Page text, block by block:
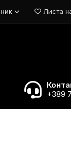
Листа
+389